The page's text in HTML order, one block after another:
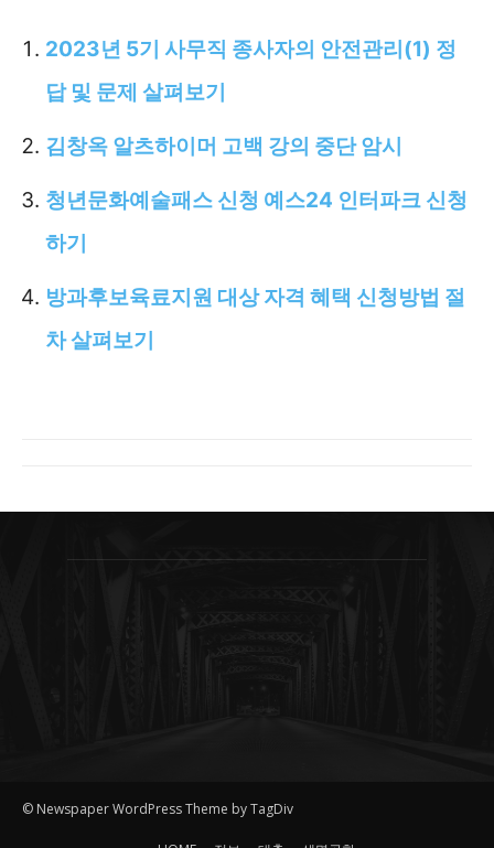
2023년 5기 사무직 종사자의 안전관리(1) 정
답 및 문제 살펴보기
김창옥 알츠하이머 고백 강의 중단 암시
청년문화예술패스 신청 예스24 인터파크 신청
하기
방과후보육료지원 대상 자격 혜택 신청방법 절
차 살펴보기
© Newspaper WordPress Theme by TagDiv